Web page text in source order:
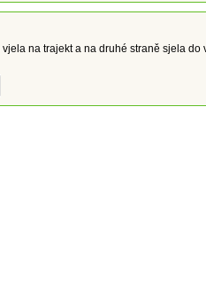
na trajekt a na druhé straně sjela do